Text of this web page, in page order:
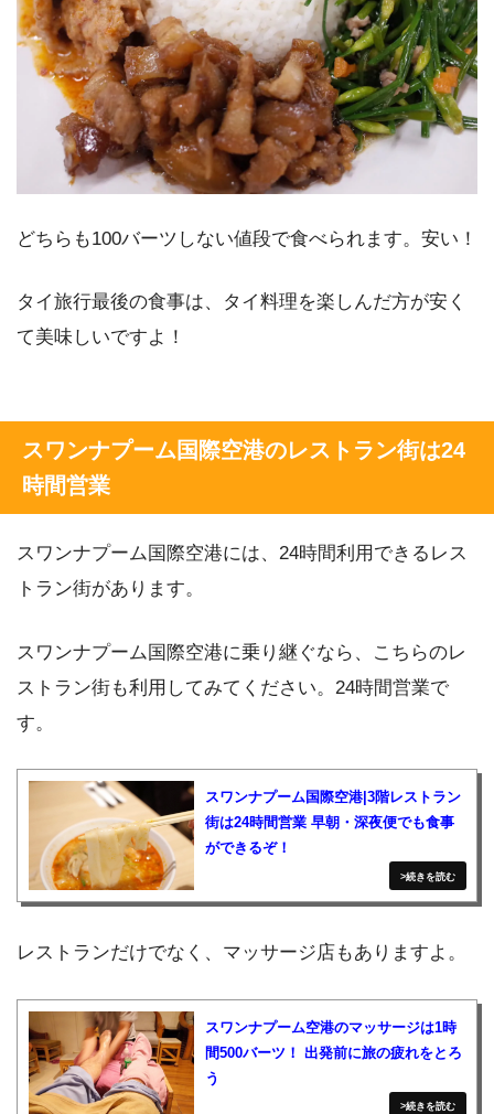
どちらも100バーツしない値段で食べられます。安い！
タイ旅行最後の食事は、タイ料理を楽しんだ方が安く
て美味しいですよ！
スワンナプーム国際空港のレストラン街は24
時間営業
スワンナプーム国際空港には、24時間利用できるレス
トラン街があります。
スワンナプーム国際空港に乗り継ぐなら、こちらのレ
ストラン街も利用してみてください。24時間営業で
す。
スワンナプーム国際空港|3階レストラン
街は24時間営業 早朝・深夜便でも食事
ができるぞ！
レストランだけでなく、マッサージ店もありますよ。
スワンナプーム空港のマッサージは1時
間500バーツ！ 出発前に旅の疲れをとろ
う